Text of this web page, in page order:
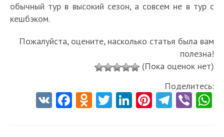
обычный тур в высокий сезон, а совсем не в тур с
кешбэком.
Пожалуйста, оцените, насколько статья была вам
полезна!
(Пока оценок нет)
Поделитесь:
V Fa O T Li Pi Te Vi